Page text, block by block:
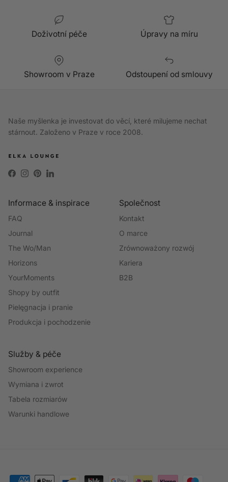
Doživotní péče Úpravy na míru
Showroom v Praze Odstoupení od smlouvy
Naše myšlenka je investovat do věcí, které milujeme nechat
stárnout. Založeno v Praze v roce 2008.
Facebook
Instagram
PinterestLinkedIn
Informace & inspirace
FAQ
Journal
The Wo/Man
Horizons
YourMoments
Shopy by outfit
Pielęgnacja i pranie
Produkcja i pochodzenie
Společnost
Kontakt
O marce
Zrównoważony rozwój
Kariera
B2B
Služby & péče
Showroom experience
Wymiana i zwrot
Tabela rozmiarów
Warunki handlowe